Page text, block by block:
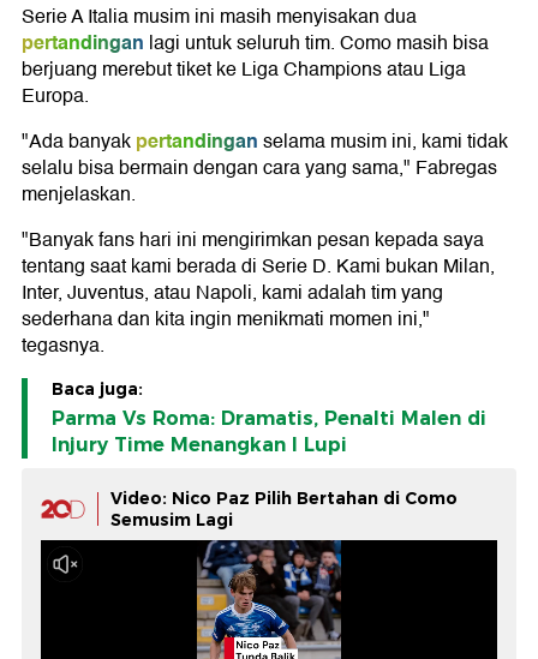
Serie A Italia musim ini masih menyisakan dua
pertandingan lagi untuk seluruh tim. Como masih bisa
berjuang merebut tiket ke Liga Champions atau Liga
Europa.
"Ada banyakpertandinganselama musim ini, kami tidak
selalu bisa bermain dengan cara yang sama," Fabregas
menjelaskan.
"Banyak fans hari ini mengirimkan pesan kepada saya
tentang saat kami berada di Serie D. Kami bukan Milan,
Inter, Juventus, atau Napoli, kami adalah tim yang
sederhana dan kita ingin menikmati momen ini,"
tegasnya.
Baca juga:
Parma Vs Roma: Dramatis, Penalti Malen di
Injury Time Menangkan I Lupi
Video: Nico Paz Pilih Bertahan di Como
Semusim Lagi